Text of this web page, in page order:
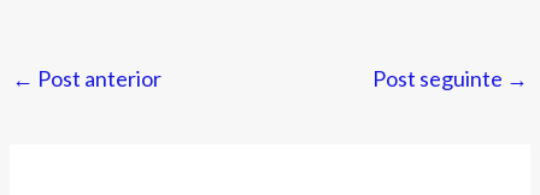
← Post anterior Post seguinte →